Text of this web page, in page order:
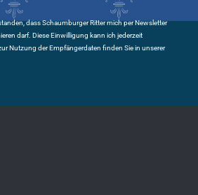
dass Schaumburger Ritter mich per Newsletter
darf. Diese Einwilligung kann ich jederzeit
Nutzung der Empfängerdaten finden Sie in unserer